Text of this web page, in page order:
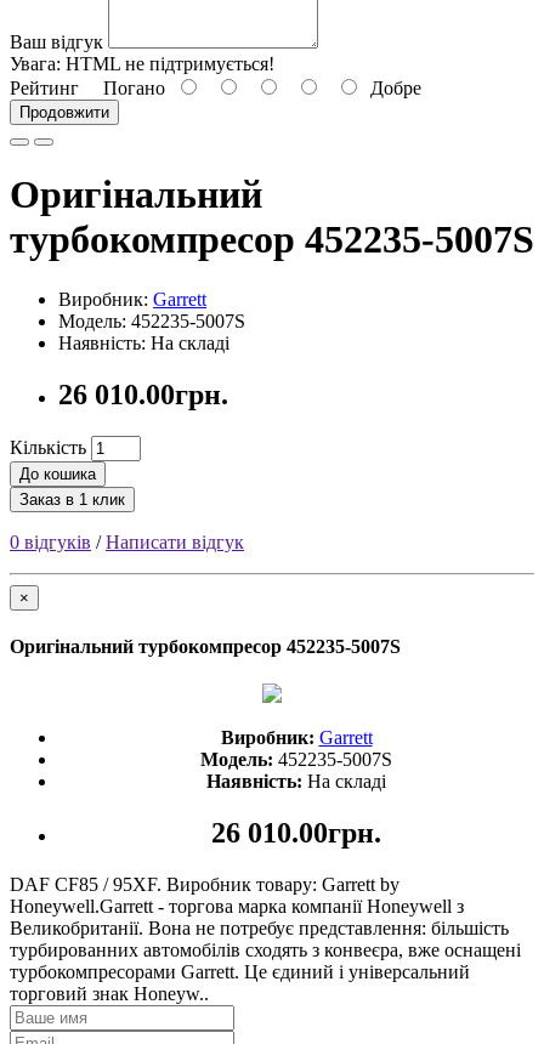
Ваш відгук
Увага: HTML не підтримується!
Рейтинг Погано Добре
Продовжити
Оригінальний
турбокомпресор 452235-5007S
Виробник: Garrett
Модель: 452235-5007S
Наявність: На складі
26 010.00грн.
Кількість
До кошика
Заказ в 1 клик
0 відгуків /Написати відгук
×
Оригінальний турбокомпресор 452235-5007S
Виробник: Garrett
Модель: 452235-5007S
Наявність: На складі
26 010.00грн.
DAF CF85 / 95XF. Виробник товару: Garrett by
Honeywell.Garrett - торгова марка компанії Honeywell з
Великобританії. Вона не потребує представлення: більшість
турбированних автомобілів сходять з конвеєра, вже оснащені
турбокомпресорами Garrett. Це єдиний і універсальний
торговий знак Honeyw..